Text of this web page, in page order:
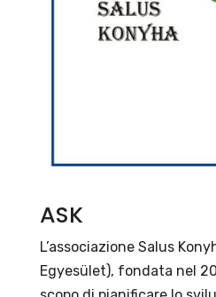
ASK
L’associazione Salus
Egyesület), fondata nel